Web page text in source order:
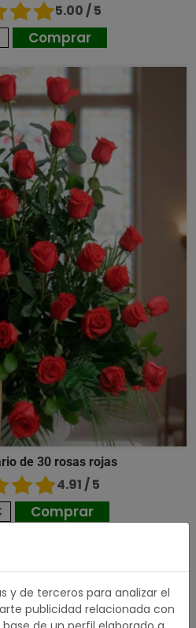
5.00 / 5
Comprar
de 30 rosas rojas
4.91 / 5
Comprar
y de terceros para analizar el
publicidad relacionada con